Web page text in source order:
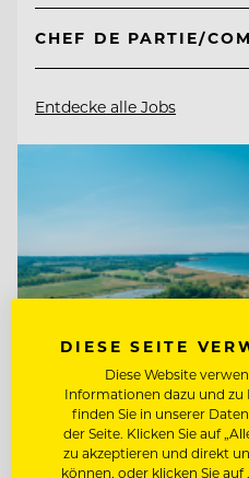
CHEF DE PARTIE/
Entdecke alle Jobs
DIESE SEITE
Diese Website
Informationen dazu und zu
finden Sie in unserer
der Seite. Klicken Sie auf
zu akzeptieren und direkt
können, oder klicken Sie